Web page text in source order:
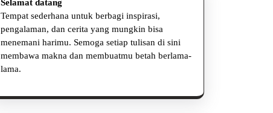
Selamat datang
Tempat sederhana untuk berbagi inspirasi,
pengalaman, dan cerita yang mungkin bisa
menemani harimu. Semoga setiap tulisan di sini
membawa makna dan membuatmu betah berlama-
lama.